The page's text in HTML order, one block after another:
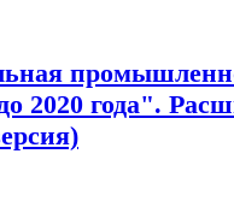
2020 года".